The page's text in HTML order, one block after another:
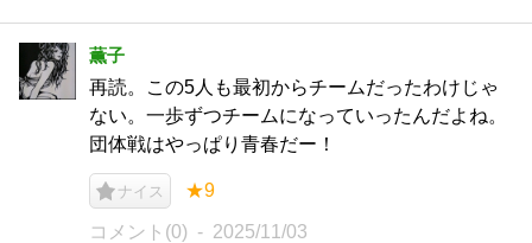
薫子
再読。この5人も最初からチームだったわけじゃ
ない。一歩ずつチームになっていったんだよね。
団体戦はやっぱり青春だー！
ナイス ★9
コメント(0) 2025/11/03